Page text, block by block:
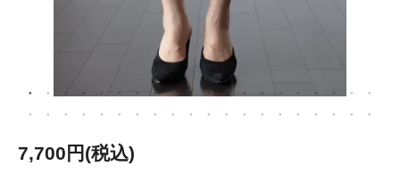
7,700円(税込)